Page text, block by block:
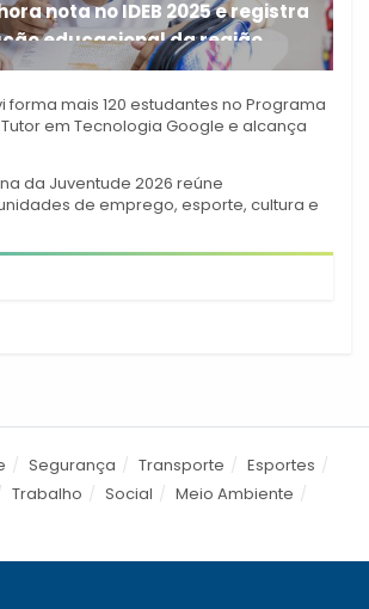
nota no IDEB 2025 e registra
educacional da região
de ensino
forma mais 120 estudantes no Programa
em Tecnologia Google e alcança
da Juventude 2026 reúne
de emprego, esporte, cultura e
Segurança Transporte
Esportes
Trabalho Social
Meio Ambiente